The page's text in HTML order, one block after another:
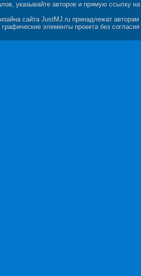
указывайте авторов и прямую ссылку на
сайта JustMJ.ru принадлежат авторам
элементы проекта без согласия